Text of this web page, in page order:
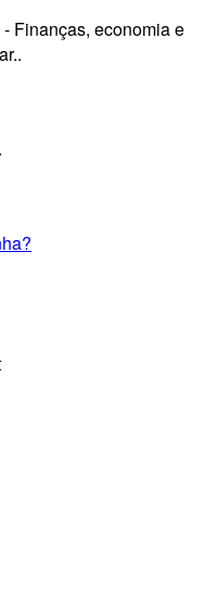
- Finanças, economia e